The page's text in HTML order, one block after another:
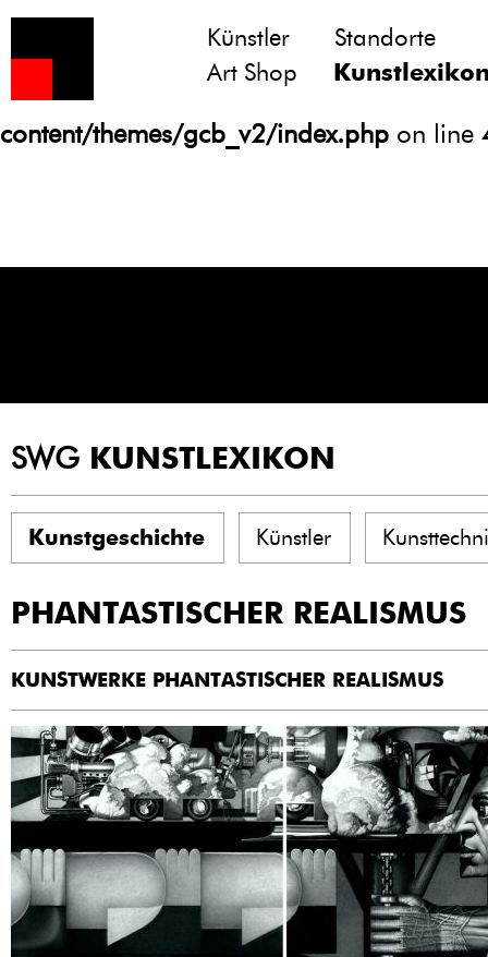
Notice
: Undefined variable: atts in
/homepages/21/d13550920/htdocs/
content/themes/gcb_v2/index.php on line
Künstler
Standorte
Art Shop
SWG KUNSTLEXIKON
Kunstgeschichte Künstler
PHANTASTISCHER REALISMUS
KUNSTWERKE PHANTASTISCHER REALISMUS